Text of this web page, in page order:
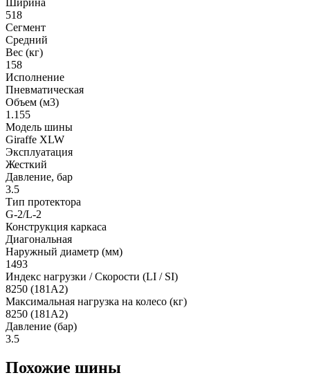
518
Сегмент
Средний
Вес (кг)
158
Исполнение
Пневматическая
Объем (м3)
1.155
Модель шины
Giraffe XLW
Эксплуатация
Жесткий
Давление, бар
3.5
Тип протектора
G-2/L-2
Конструкция каркаса
Диагональная
Наружный диаметр (мм)
1493
Индекс нагрузки / Скорости (LI / SI)
8250 (181A2)
Максимальная нагрузка на колесо (кг)
8250 (181A2)
Давление (бар)
3.5
Похожие шины